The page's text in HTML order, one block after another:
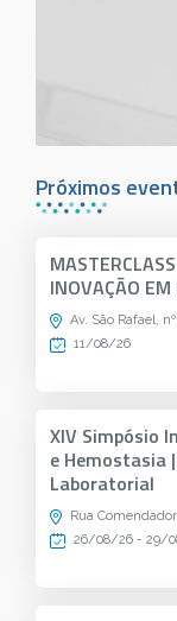
Próximos
INOVAÇÃO
Av. São Rafael,
11/08/26
XIV Simpósio
e Hemostasia
Laboratorial
Rua
26/08/26 - 29/